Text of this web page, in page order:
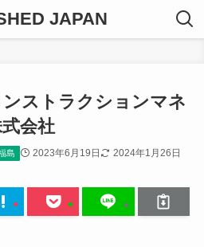
JAPAN
ストラクションマネ
会社
島 2023年6月19日 2024年1月26日